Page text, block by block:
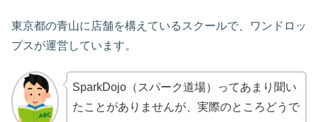
東京都の青山に店舗を構えているスクールで、ワンドロッ
プスが運営しています。
SparkDojo（スパーク道場）ってあまり聞い
たことがありませんが、実際のところどうで